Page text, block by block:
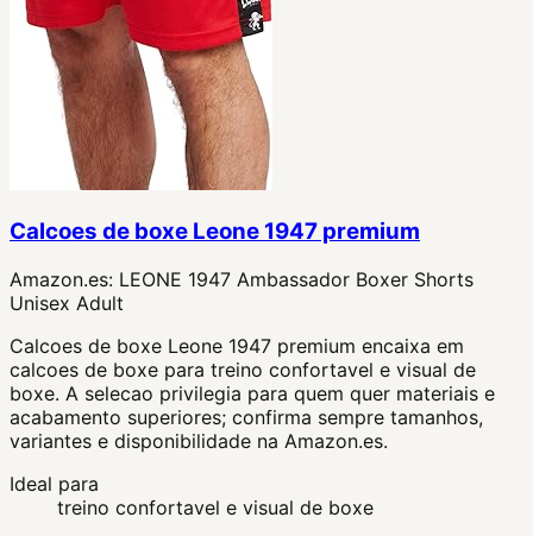
Calcoes de boxe Leone 1947 premium
Amazon.es: LEONE 1947 Ambassador Boxer Shorts
Unisex Adult
Calcoes de boxe Leone 1947 premium encaixa em
calcoes de boxe para treino confortavel e visual de
boxe. A selecao privilegia para quem quer materiais e
acabamento superiores; confirma sempre tamanhos,
variantes e disponibilidade na Amazon.es.
Ideal para
treino confortavel e visual de boxe